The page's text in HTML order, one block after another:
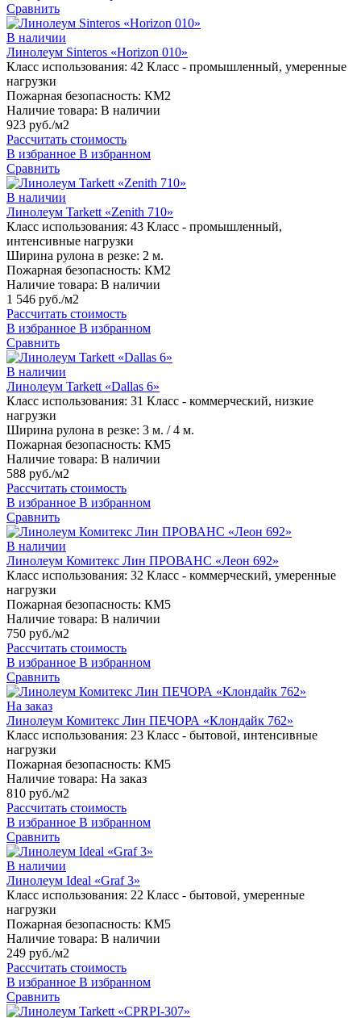
Сравнить
В наличии
Линолеум Sinteros «Horizon 010»
Класс использования: 42 Класс - промышленный, умеренные
нагрузки
Пожарная безопасность: КМ2
Наличие товара: В наличии
923 руб./м2
Рассчитать стоимость
В избранное В избранном
Сравнить
В наличии
Линолеум Tarkett «Zenith 710»
Класс использования: 43 Класс - промышленный,
интенсивные нагрузки
Ширина рулона в резке: 2 м.
Пожарная безопасность: КМ2
Наличие товара: В наличии
1 546 руб./м2
Рассчитать стоимость
В избранное В избранном
Сравнить
В наличии
Линолеум Tarkett «Dallas 6»
Класс использования: 31 Класс - коммерческий, низкие
нагрузки
Ширина рулона в резке: 3 м. / 4 м.
Пожарная безопасность: КМ5
Наличие товара: В наличии
588 руб./м2
Рассчитать стоимость
В избранное В избранном
Сравнить
В наличии
Линолеум Комитекс Лин ПРОВАНС «Леон 692»
Класс использования: 32 Класс - коммерческий, умеренные
нагрузки
Пожарная безопасность: КМ5
Наличие товара: В наличии
750 руб./м2
Рассчитать стоимость
В избранное В избранном
Сравнить
На заказ
Линолеум Комитекс Лин ПЕЧОРА «Клондайк 762»
Класс использования: 23 Класс - бытовой, интенсивные
нагрузки
Пожарная безопасность: КМ5
Наличие товара: На заказ
810 руб./м2
Рассчитать стоимость
В избранное В избранном
Сравнить
В наличии
Линолеум Ideal «Graf 3»
Класс использования: 22 Класс - бытовой, умеренные
нагрузки
Пожарная безопасность: КМ5
Наличие товара: В наличии
249 руб./м2
Рассчитать стоимость
В избранное В избранном
Сравнить